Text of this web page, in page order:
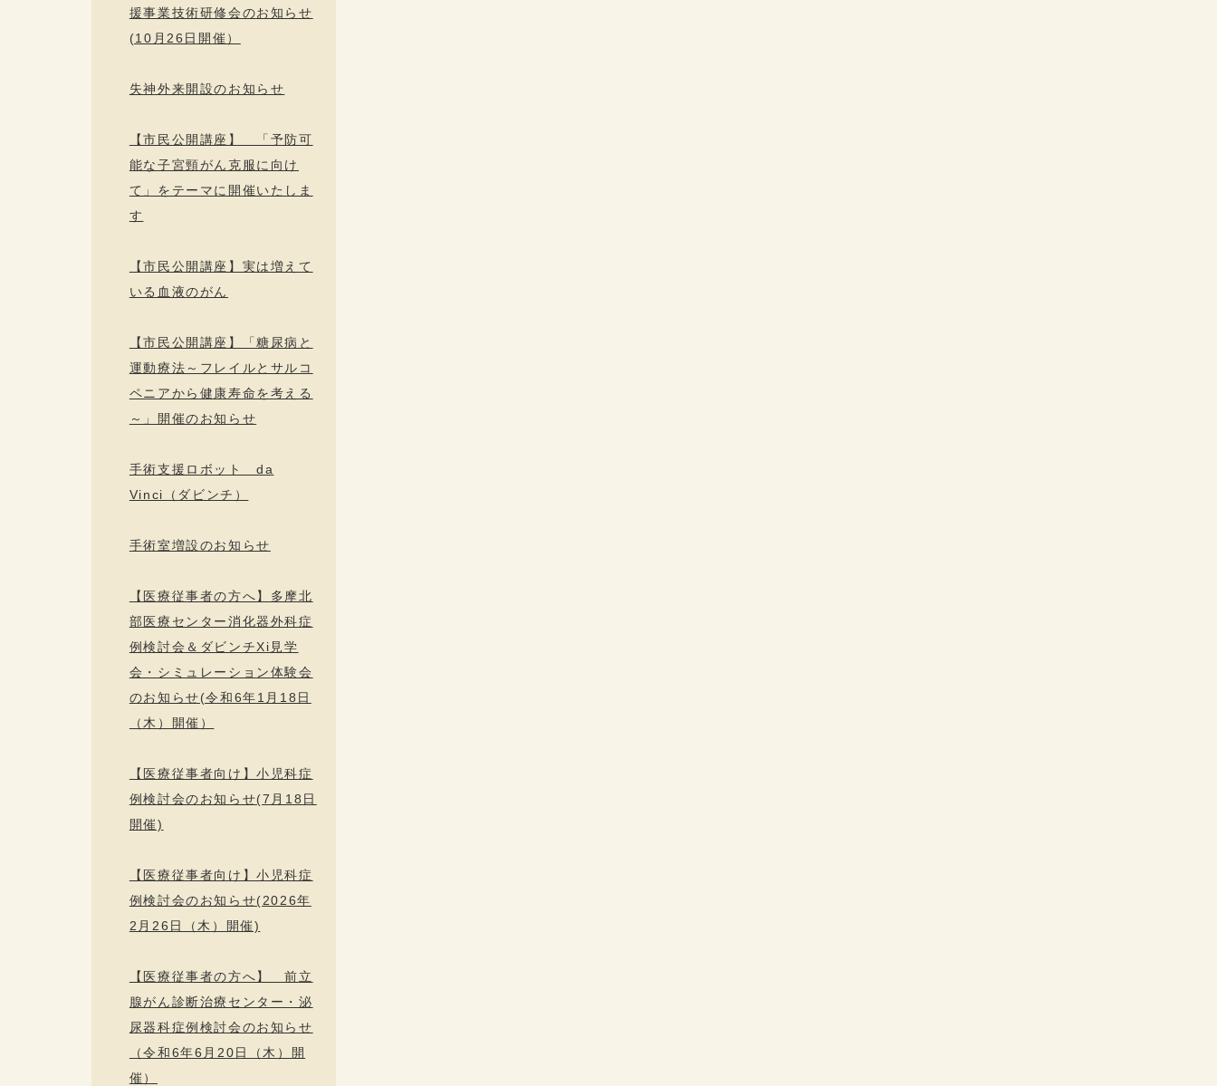
援事業技術研修会のお知らせ
(10月26日開催）
失神外来開設のお知らせ
【市民公開講座】 「予防可
能な子宮頸がん克服に向け
て」をテーマに開催いたしま
す
【市民公開講座】実は増えて
いる血液のがん
【市民公開講座】「糖尿病と
運動療法～フレイルとサルコ
ペニアから健康寿命を考える
～」開催のお知らせ
手術支援ロボット da
Vinci（ダビンチ）
手術室増設のお知らせ
【医療従事者の方へ】多摩北
部医療センター消化器外科症
例検討会＆ダビンチXi見学
会・シミュレーション体験会
のお知らせ(令和6年1月18日
（木）開催）
【医療従事者向け】小児科症
例検討会のお知らせ(7月18日
開催)
【医療従事者向け】小児科症
例検討会のお知らせ(2026年
2月26日（木）開催)
【医療従事者の方へ】 前立
腺がん診断治療センター・泌
尿器科症例検討会のお知らせ
（令和6年6月20日（木）開
催）